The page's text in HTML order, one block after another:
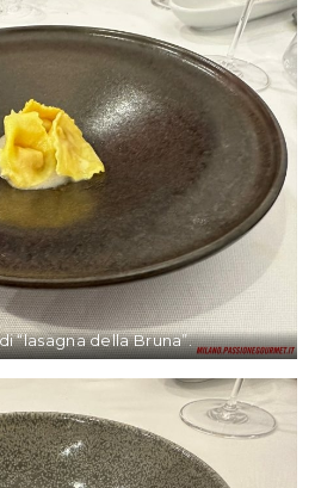
“lasagna della Bruna”.